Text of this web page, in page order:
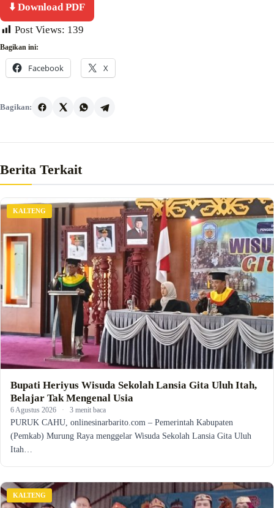
⬇️ Download PDF
Post Views: 139
Bagikan ini:
Facebook X
Bagikan:
Berita Terkait
KALTENG
Bupati Heriyus Wisuda Sekolah Lansia Gita Uluh Itah,
Belajar Tak Mengenal Usia
6 Agustus 2026 · 3 menit baca
PURUK CAHU, onlinesinarbarito.com – Pemerintah Kabupaten
(Pemkab) Murung Raya menggelar Wisuda Sekolah Lansia Gita Uluh
Itah…
KALTENG